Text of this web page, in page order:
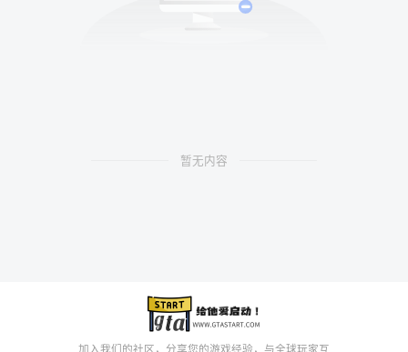
暂无内容
加入我们的社区，分享您的游戏经验，与全球玩家互